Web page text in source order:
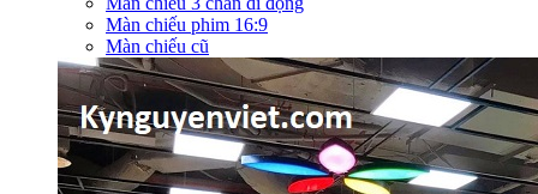
Màn chiếu phim 16:9
Màn chiếu cũ